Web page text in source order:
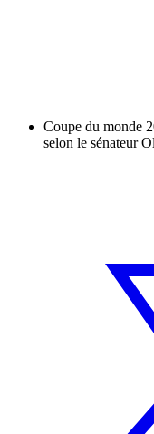
Coupe du monde
selon le sénateur